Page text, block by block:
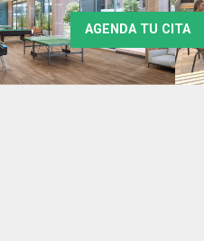
AGENDA TU CITA